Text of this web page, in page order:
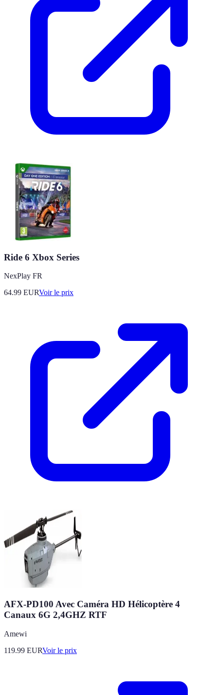
Ride 6 Xbox Series
NexPlay FR
64.99 EURVoir le prix
AFX-PD100 Avec Caméra HD Hélicoptère 4
Canaux 6G 2,4GHZ RTF
Amewi
119.99 EURVoir le prix